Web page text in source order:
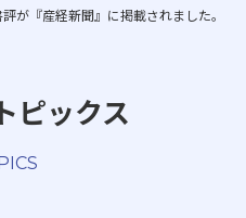
が『産経新聞』に掲載されました。
ピックス